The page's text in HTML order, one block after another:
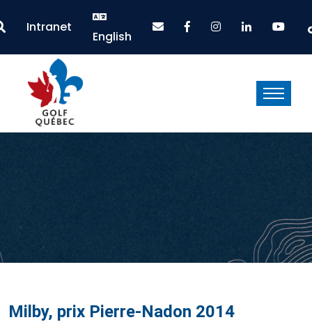
Intranet
English
Milby, prix Pierre-Nadon 2014